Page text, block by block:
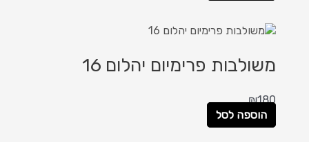
משולבות פרימיום יהלום 16
₪180
הוספה לסל